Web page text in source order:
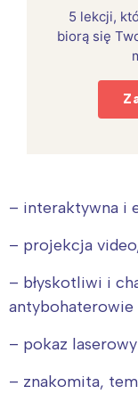
5 lekcji,
biorą się
– interaktywna i
– projekcja
– błyskotliwi i
antybohaterowie
– pokaz
– znakomita,